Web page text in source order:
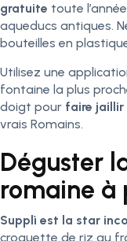
gratuite toute
aqueducs antiques.
bouteilles en
Utilisez une
fontaine la plus
doigt pour faire jaillir
vrais Romains.
Déguster
romaine
Supplì est la star
croquette de riz au